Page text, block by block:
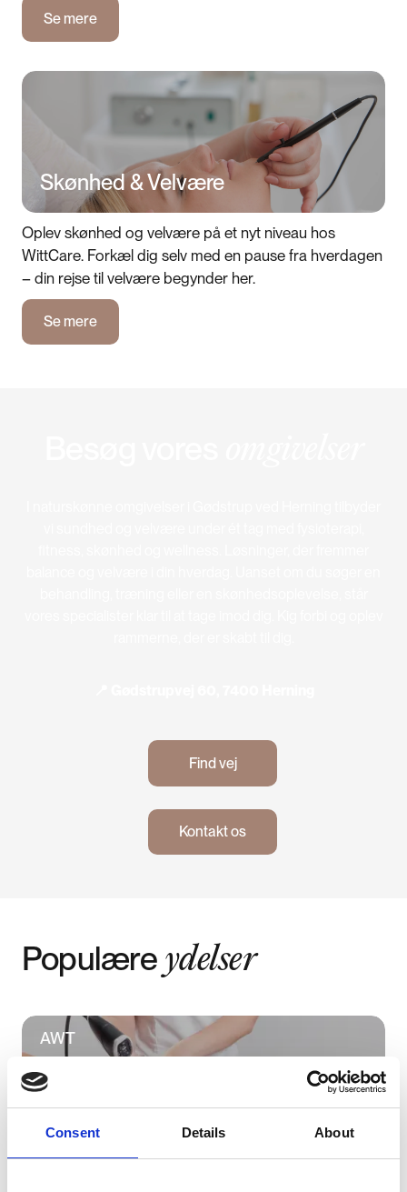
Consent Details About
Se mere
Se mere
Skønhed & Velvære
Oplev skønhed og velvære på et nyt niveau hos
WittCare. Forkæl dig selv med en pause fra hverdagen
– din rejse til velvære begynder her.
Se mere
Se mere
Find vej
Find vej
Kontakt os
Kontakt os
Populære ydelser
AWT